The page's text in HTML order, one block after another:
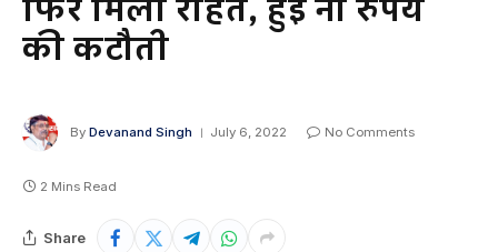
फिर मिली राहत, हुई नौ रुपये
की कटौती
By Devanand Singh July 6, 2022 No Comments
2 Mins Read
Share